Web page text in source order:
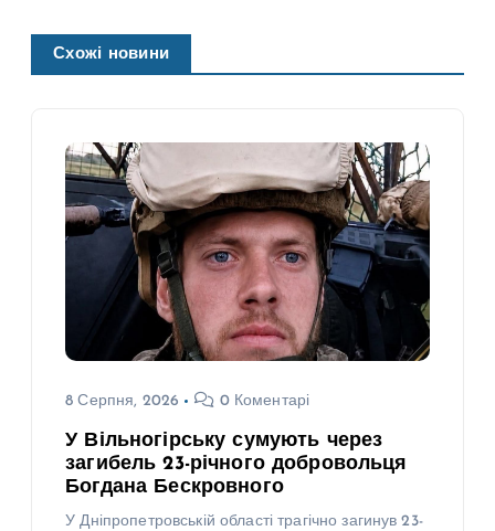
Схожі новини
8 Серпня, 2026 0 Коментарі
У Вільногірську сумують через
загибель 23-річного добровольця
Богдана Бескровного
У Дніпропетровській області трагічно загинув 23-